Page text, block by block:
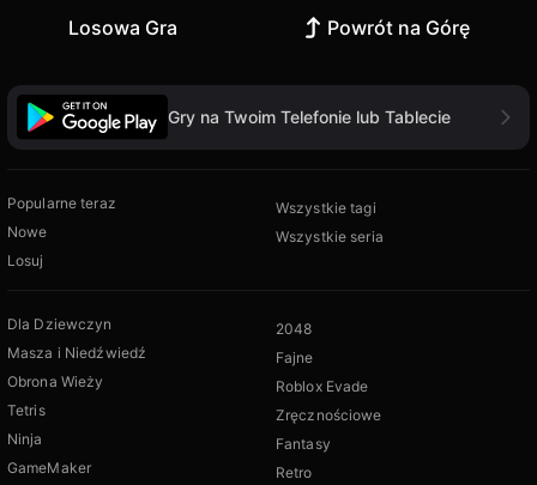
Losowa Gra Powrót na Górę
Gry na Twoim Telefonie lub Tablecie
Popularne teraz
Nowe
Losuj
Wszystkie tagi
Wszystkie seria
Dla Dziewczyn
Masza i Niedźwiedź
Obrona Wieży
Tetris
Ninja
GameMaker
2048
Fajne
Roblox Evade
Zręcznościowe
Fantasy
Retro